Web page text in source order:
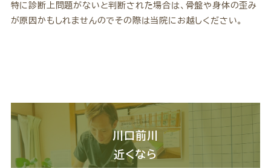
特に診断上問題がないと判断された場合は、骨盤や身体の歪み
が原因かもしれませんのでその際は当院にお越しください。
川口前川
近くなら